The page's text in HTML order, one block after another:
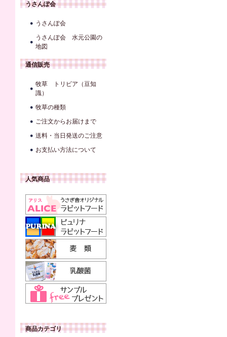
うさんぽ会
うさんぽ会
うさんぽ会 水元公園の
地図
通信販売
牧草 トリビア（豆知
識）
牧草の種類
ご注文からお届けまで
送料・当日発送のご注意
お支払い方法について
人気商品
商品カテゴリ